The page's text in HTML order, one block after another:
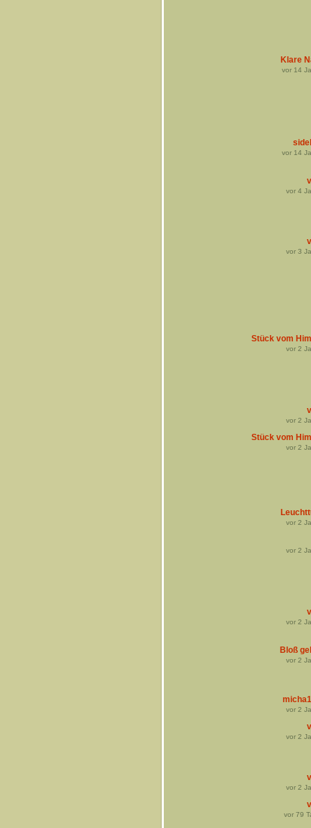
Klare
vor 14
vor 14
vor 4
vor 3
Stück vom
vor 2
vor 2
Stück vom
vor 2
vor 2
vor 2
vor 2
Bloß
vor 2
vor 2
vor 2
vor 2
vor 79